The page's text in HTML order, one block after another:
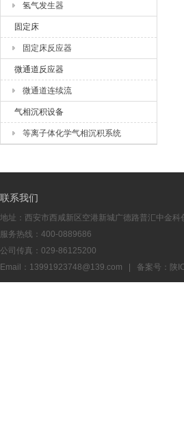
氢气发生器
固定床
固定床反应器
微通道反应器
微通道连续流
气相沉积设备
等离子体化学气相沉积系统
联系我们
地址：西安市西咸新区空港新城广德路普汇中金科
服务热线：400-0889686
公司传真：029-86125200
Email：13991923748@139.com | 备案号： 陕